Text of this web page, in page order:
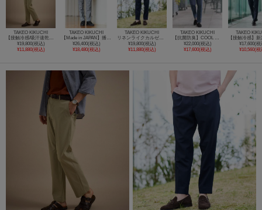
TAKEO KIKUCHI
¥19,800(税込)
¥11,880(税込)
TAKEO KIKUCHI
¥26,400(税込)
¥18,480(税込)
TAKEO KIKUCHI
¥19,800(税込)
¥11,880(税込)
TAKEO KIKUCHI
¥22,000(税込)
¥17,600(税込)
TAKEO
¥17,600(税
¥10,560(税